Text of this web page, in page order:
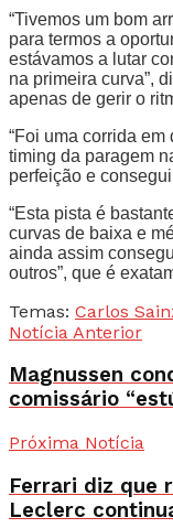
“Tivemos um bom
para termos a
estávamos a lutar
na primeira curva”,
apenas de gerir o
“Foi uma corrida
timing da paragem
perfeição e
“Esta pista é
curvas de baixa e
ainda assim
outros”, que é
Temas: Carlos
Notícia Anterior
Magnussen
comissário
Próxima Notícia
Ferrari diz que
Leclerc